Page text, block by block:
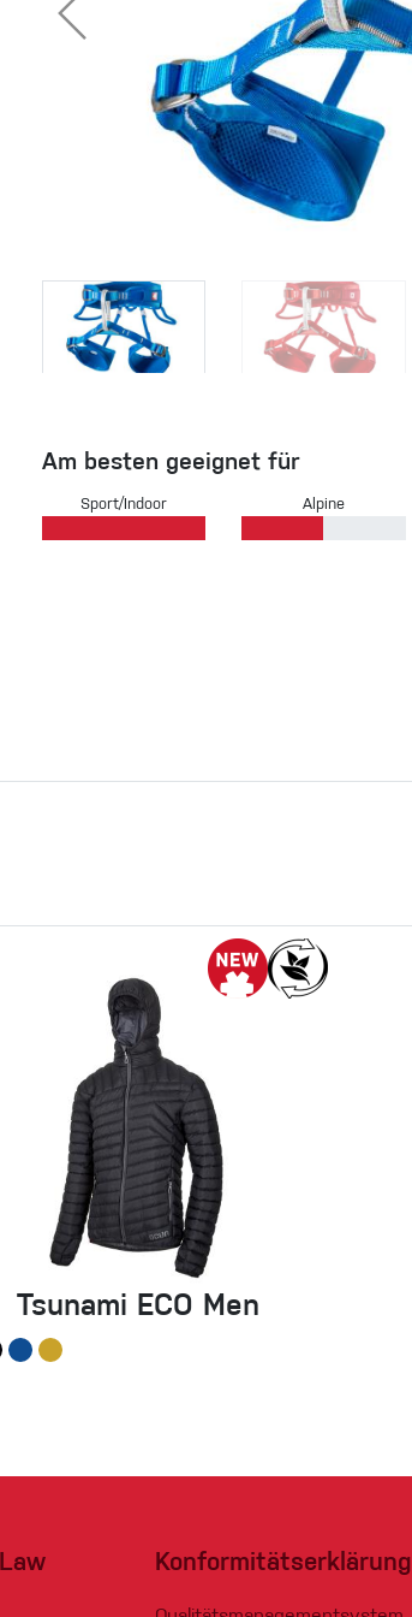
Am besten geeignet für
Sport/Indoor Alpine
Tsunami ECO Men
Konformitätserklärung